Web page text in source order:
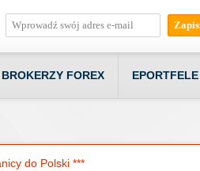
BROKERZY FOREX EPORTFELE
do Polski ***